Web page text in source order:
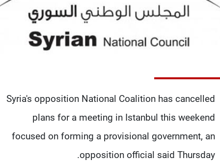
Syria's opposition National Coalition has cancelled
plans for a meeting in Istanbul this weekend
focused on forming a provisional government, an
opposition official said Thursday.
كأس العالم
شاهد البرامج
عن MTV
الإنـتـاج
وظائف
تواصل معنا
شروط الإسـتخدام
سياسة الخصوصية